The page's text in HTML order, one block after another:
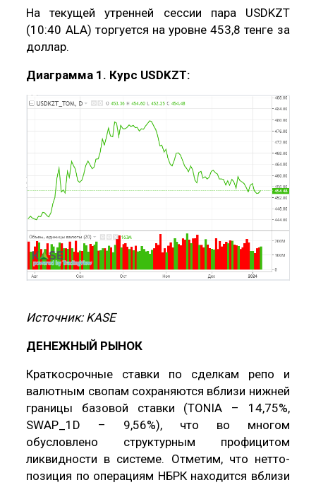
На текущей утренней сессии пара USDKZT
(10:40 ALA) торгуется на уровне 453,8 тенге за
доллар.
Диаграмма 1. Курс USDKZT:
Источник: KASE
ДЕНЕЖНЫЙ РЫНОК
Краткосрочные ставки по сделкам репо и
валютным свопам сохраняются вблизи нижней
границы базовой ставки (TONIA – 14,75%,
SWAP_1D – 9,56%), что во многом
обусловлено структурным профицитом
ликвидности в системе. Отметим, что нетто-
позиция по операциям НБРК находится вблизи